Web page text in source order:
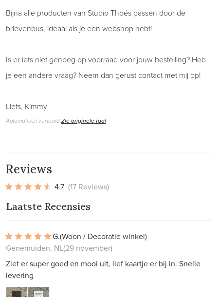
Bijna alle producten van Studio Thoés passen door de
brievenbus, ideaal als je een webshop hebt!
Is er iets niet genoeg op voorraad voor jouw bestelling? Heb
je een andere vraag? Neem dan gerust contact met mij op!
Liefs, Kimmy
Automatisch vertaaldZie originele taal
Reviews
4.7 (17 Reviews)
Laatste Recensies
G.(Woon / Decoratie winkel)
Genemuiden, NL(29 november)
Ziet er super goed en mooi uit, lief kaartje er bij in. Snelle
levering